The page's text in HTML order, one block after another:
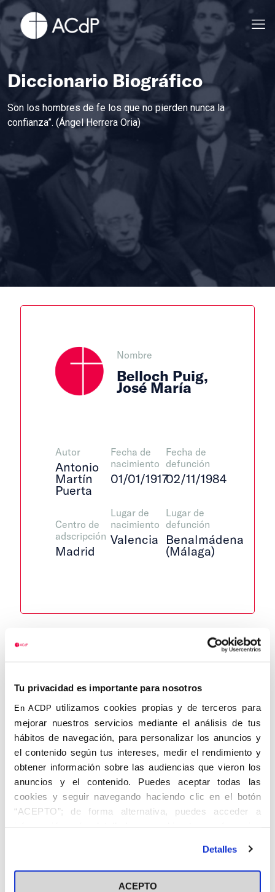
Tu privacidad es importante para nosotros
En ACDP utilizamos cookies propias y de terceros para
mejorar nuestros servicios mediante el análisis de tus
hábitos de navegación, para personalizar los anuncios y
el contenido según tus intereses, medir el rendimiento y
obtener información sobre las audiencias que vieron los
anuncios y el contenido. Puedes aceptar todas las
cookies y seguir navegando haciendo clic en el botón
“ACEPTO”; de forma alternativa, puedes acceder a
información más detallada y cambiar tus preferencias
en el botón "Personalizar". Para más información puedes
visitar nuestra Política de Cookies
Detalles
ACEPTO
Diccionario Biográfico
Son los hombres de fe los que no pierden nunca la
confianza”. (Ángel Herrera Oria)
Nombre
Belloch Puig,
José María
Autor
Antonio
Martín
Puerta
Centro de
adscripción
Madrid
Fecha de
nacimiento
01/01/1917
Lugar de
nacimiento
Valencia
Fecha de
defunción
02/11/1984
Lugar de
defunción
Benalmádena
(Málaga)
1917 – Benalmádena, 2.11.1984. Juez.
Gobernador Civil. Vicepresidente de la
Asociación.
Se licenció en Derecho, y fue Juez
Municipal y Jefe Sindical de Educación y
Descanso. En 1972 fue nombrado
Gobernador Civil de Barcelona, puesto
que ocupó
hasta 1980, momento en que planteó al
cargo. También fue Gobernador Civil de
formación democristiana Unió